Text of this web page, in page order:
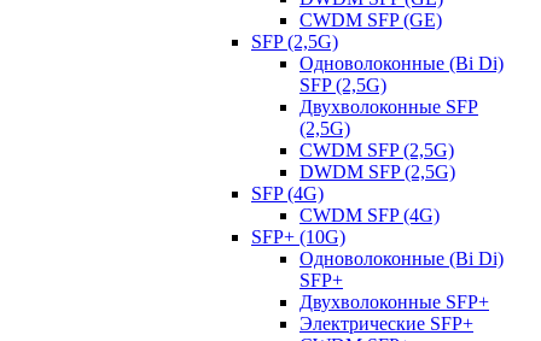
CWDM SFP (GE)
SFP (2,5G)
Одноволоконные (Bi Di)
SFP (2,5G)
Двухволоконные SFP
(2,5G)
CWDM SFP (2,5G)
DWDM SFP (2,5G)
SFP (4G)
CWDM SFP (4G)
SFP+ (10G)
Одноволоконные (Bi Di)
SFP+
Двухволоконные SFP+
Электрические SFP+